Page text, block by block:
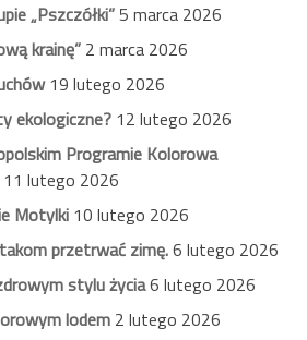
„Pszczółki”5 marca 2026
krainę” 2 marca 2026
19 lutego 2026
ekologiczne? 12 lutego 2026
Programie Kolorowa
11 lutego 2026
Motylki 10 lutego 2026
przetrwać zimę.6 lutego 2026
stylu życia6 lutego 2026
lodem 2 lutego 2026